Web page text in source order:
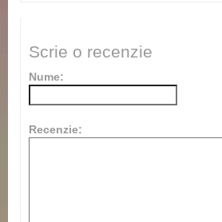
Scrie o recenzie
Nume:
Recenzie: